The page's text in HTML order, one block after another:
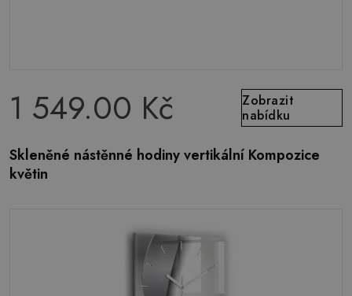
1 549.00 Kč
Zobrazit
nabídku
Skleněné nástěnné hodiny vertikální Kompozice
květin